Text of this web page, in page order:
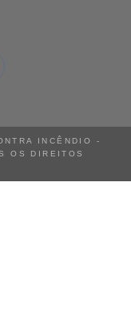
INCÊNDIO -
OS DIREITOS